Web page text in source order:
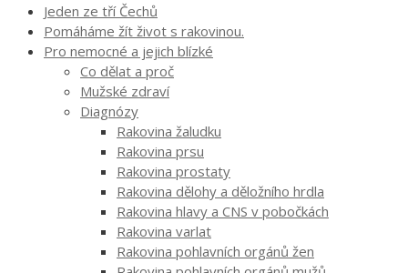
Jeden ze tří Čechů
Pomáháme žít život s rakovinou.
Pro nemocné a jejich blízké
Co dělat a proč
Mužské zdraví
Diagnózy
Rakovina žaludku
Rakovina prsu
Rakovina prostaty
Rakovina dělohy a děložního hrdla
Rakovina hlavy a CNS v pobočkách
Rakovina varlat
Rakovina pohlavních orgánů žen